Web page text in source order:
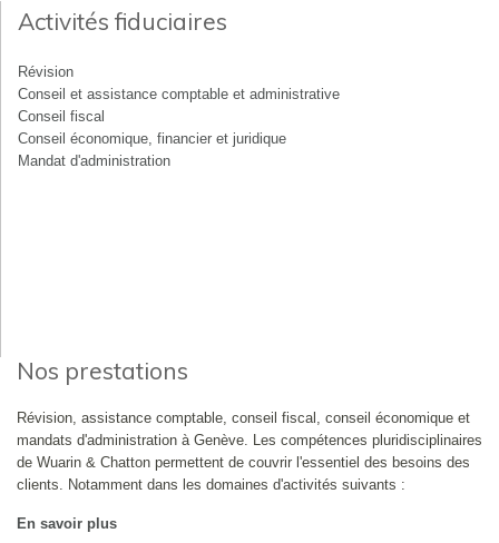
Activités fiduciaires
Révision
Conseil et assistance comptable et administrative
Conseil fiscal
Conseil économique, financier et juridique
Mandat d'administration
Nos prestations
Révision, assistance comptable, conseil fiscal, conseil économique et
mandats d'administration à Genève. Les compétences pluridisciplinaires
de Wuarin & Chatton permettent de couvrir l'essentiel des besoins des
clients. Notamment dans les domaines d'activités suivants :
En savoir plus